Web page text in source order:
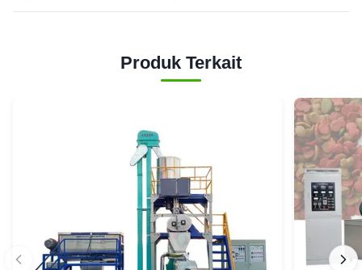
Produk Terkait